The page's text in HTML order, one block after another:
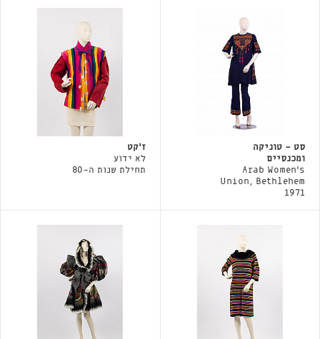
סט - טוניקה
ומכנסיים
Arab Women's
Union, Bethlehem
1971
ז'קט
לא ידוע
תחילת שנות ה-80